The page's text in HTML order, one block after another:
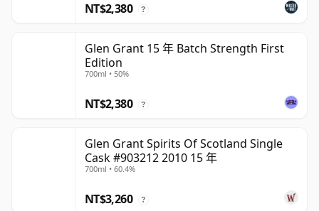
NT$2,380 ?
Glen Grant 15 年 Batch Strength First
Edition
700ml • 50%
NT$2,380 ?
Glen Grant Spirits Of Scotland Single
Cask #903212 2010 15 年
700ml • 60.4%
NT$3,260 ?